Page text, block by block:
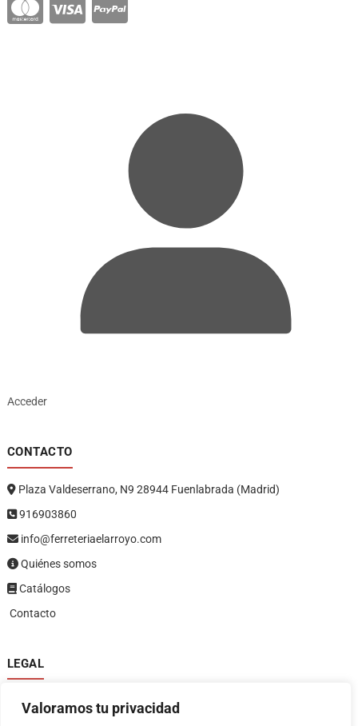
Valoramos tu privacidad
Acceder
CONTACTO
Plaza Valdeserrano, N9 28944 Fuenlabrada (Madrid)
916903860
info@ferreteriaelarroyo.com
Quiénes somos
Catálogos
Contacto
LEGAL
Política de privacidad
Política de devoluciones y reembolsos